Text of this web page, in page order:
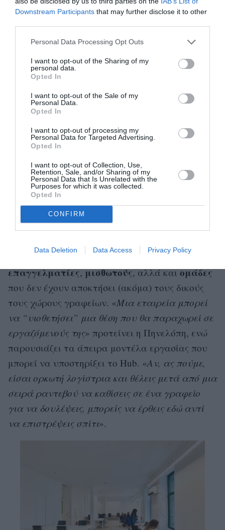
Downstream Participants that may further disclose it to other
Personal Data Processing Opt Outs
I want to opt-out of the Sharing of my
personal data.
Opted In
I want to opt-out of the Sale of my
Personal Data.
Opted In
I want to opt-out of processing my
Personal Data for Targeted Advertising.
Opted In
I want to opt-out of Collection, Use,
Retention, Sale, and/or Sharing of my
Personal Data that Is Unrelated with the
Purposes for which it was collected.
Opted In
CONFIRM
Data Deletion Data Access Privacy Policy
βρει, κι αυτό για να μοιραστεί μαζί μου κάτι
ωραίο που συνέβη στο Mini Hub.
«Ένα Σαββατοκύριακο, όταν ακόμα
στήναμε εδώ το WHEN Hub, είχα βγει
να αγοράσω κάτι και επιστρέφοντας
βρίσκω στην είσοδο έναν ηλικιωμένο
κύριο, να κοιτάει μέσα. Μου λέει, εγώ
μεγάλωσα σε αυτό το κτίριο».
Είναι φυσικά πολύ νωρίς για να έχει το Hub
στατιστικά, αλλά η Πηνελόπη λέει ότι η μεγάλη
πλειονότητα των επαγγελματιών που το
επισκέπτονται το Hub είναι
μαμάδες, χωρίς όμως δεν αποκλείεται κανένας.
το περιβάλλον εργασίας σου με
ελεύθερους
επαγγελματίες,μισθωτούς, αλλά καιομάδες
που δεν έχουν αποκτήσει (ακόμα) τους δικούς
τους χώρους γραφείων. «Μια εταιρεία μπορεί
να “υιοθετήσει” μια θέση που θα παραχωρεί σε
εργαζόμενούς της» προτείνει η Πηνελόπη, ενώ
παρουσιάζει τα άπειρα μοντέλα εργασίας που
μπορεί να υποστηρίξει το Hub. «Αν, ας πούμε,
είσαι ορκωτή λογίστρια και θέλεις μετά από μια
σειρά ραντεβού να καθίσεις σε ένα γραφείο
για να δουλέψεις, μπορείς να έρθεις εδώ αντί
να επιστρέψεις σπίτι».